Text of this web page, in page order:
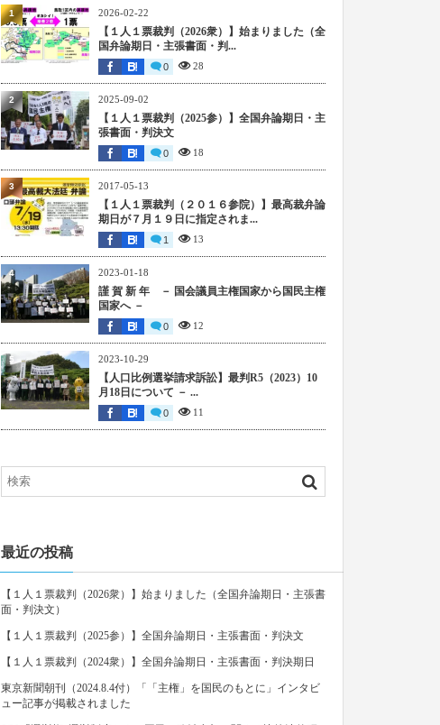
2026-02-22
【１人１票裁判（2026衆）】始まりました（全
国弁論期日・主張書面・判...
0 28
1
2025-09-02
【１人１票裁判（2025参）】全国弁論期日・主
張書面・判決文
0 18
2
2017-05-13
【１人１票裁判（２０１６参院）】最高裁弁論
期日が７月１９日に指定されま...
1 13
3
2023-01-18
謹 賀 新 年 － 国会議員主権国家から国民主権
国家へ －
0 12
4
2023-10-29
【人口比例選挙請求訴訟】最判R5（2023）10
月18日について － ...
0 11
5
最近の投稿
【１人１票裁判（2026衆）】始まりました（全国弁論期日・主張書
面・判決文）
【１人１票裁判（2025参）】全国弁論期日・主張書面・判決文
【１人１票裁判（2024衆）】全国弁論期日・主張書面・判決期日
東京新聞朝刊（2024.8.4付）「「主権」を国民のもとに」インタビ
ュー記事が掲載されました